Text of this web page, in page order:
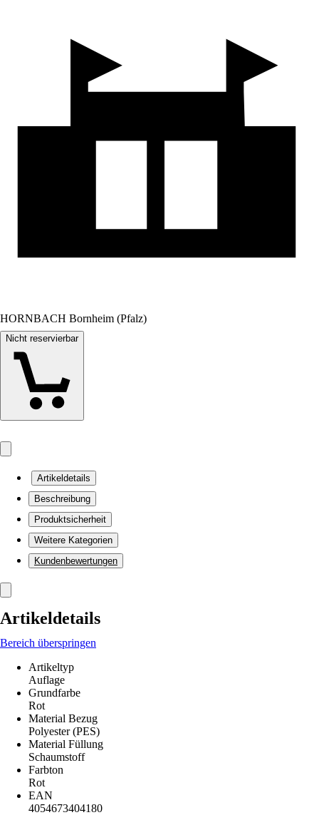
HORNBACH Bornheim (Pfalz)
Nicht reservierbar
Artikeldetails
Beschreibung
Produktsicherheit
Weitere Kategorien
Kundenbewertungen
Artikeldetails
Bereich überspringen
Artikeltyp
Auflage
Grundfarbe
Rot
Material Bezug
Polyester (PES)
Material Füllung
Schaumstoff
Farbton
Rot
EAN
4054673404180